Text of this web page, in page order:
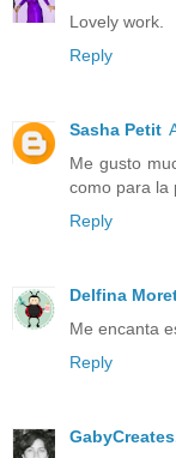
Lovely work.
Reply
Sasha Petit
Me gusto
como para la
Reply
Delfina
Me encanta
Reply